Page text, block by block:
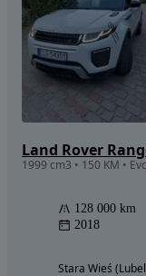
Land Rover
128 000 km
2018
Stara Wieś